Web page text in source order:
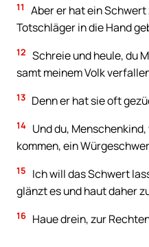
11
Aber er hat ein
Totschläger in die Hand
12 Schreie und heule, du
samt meinem Volk
13 Denn er hat sie oft
14 Und du,
kommen, ein
15
Ich will das Schwert
glänzt es und haut daher
16 Haue drein, zur